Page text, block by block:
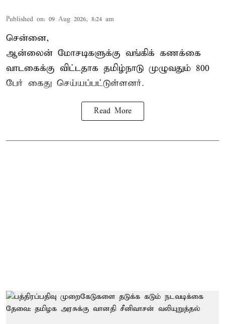
Published on: 09 Aug 2026, 8:24 am
சென்னை,
ஆன்லைன் மோசடிகளுக்கு வங்கிக் கணக்கை
வாடகைக்கு விட்டதாக தமிழ்நாடு முழுவதும் 800
பேர் கைது செய்யப்பட்டுள்ளனர்.
Read More